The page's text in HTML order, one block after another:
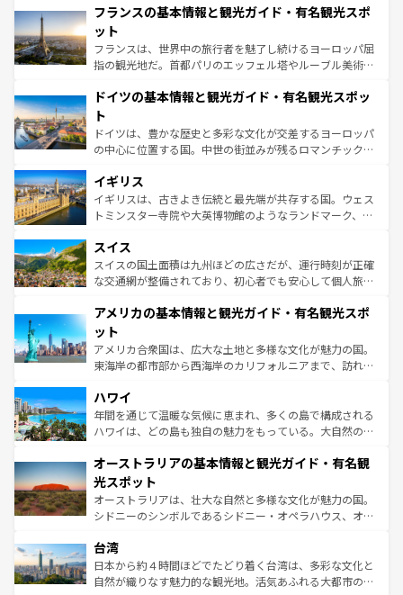
なお、新着のイタリア情報はコンテンツ一覧を参照してほ
しい。
文化が根付くこの国では、情熱的なフラメンコ、熱気あふ
れる闘牛、そして美味しいタパスが生活の一部となってい
る。首都マドリードの洗練された雰囲気や、バルセロナの
アートに溢れた街角から、地方では古代ローマ遺跡や中世
せる。地方によって風土や気候が異なるスペインはその個
ンテンツ一覧 を参照してほしい。
フランスの基本情報と観光ガイド・有名観光スポ
ット
フランスは、世界中の旅行者を魅了し続けるヨーロッパ屈
指の観光地だ。首都パリのエッフェル塔やルーブル美術館
で、幅広い魅力が詰まっている。華麗な宮殿、歴史的な大
聖堂、美しいビーチ、そして豊かな自然が、訪れる者を心
から魅了する。また、フランスは美食の国としても知ら
れ、フランス料理はユネスコ無形文化遺産にも登録されて
香り高いラベンダー畑など、多彩な楽しみ方が可能だ。さ
らに、パリ以外の地域にも魅力が溢れており、どの街角に
も豊かな歴史と文化が息づいている。パリ以外の個性あふ
を参照してほしい。
ドイツの基本情報と観光ガイド・有名観光スポッ
ト
ドイツは、豊かな歴史と多彩な文化が交差するヨーロッパ
の中心に位置する国。中世の街並みが残るロマンチック街
顔を持つこの国は、どこを歩いても飽きることがない。ベ
ルリンの文化的活気、バイエルン州のアルプスの絶景、そ
してライン川沿いのワイン畑といった風景は必見。ビール
は、お酒好きな人にはぜひ体験してほしい。 なお、新着の
ドイツ情報はコンテンツ一覧を参照してほしい。
イギリス
イギリスは、古きよき伝統と最先端が共存する国。ウェス
トミンスター寺院や大英博物館のようなランドマーク、歴
リアごとに異なる魅力がある。また、優雅なアフタヌーン
ティー、ビール好きにはたまらない英国パブ、サッカー観
戦など、本場だからこそできる体験も豊富。イギリスを旅
ンツ一覧を参照してほしい。
スイス
スイスの国土面積は九州ほどの広さだが、運行時刻が正確
な交通網が整備されており、初心者でも安心して個人旅行
の建物がそのまま残る町や、スイスならではのユニークな
博物館もあり、アルプス観光だけでなく町歩きも満喫する
ことができる。国民の所得が高いため物価も高いが、旅行
者向けの交通パス提供のサービスもあり、うまく活用すれ
着のスイス情報は
アメリカの基本情報と観光ガイド・有名観光スポ
ット
アメリカ合衆国は、広大な土地と多様な文化が魅力の国。
東海岸の都市部から西海岸のカリフォルニアまで、訪れる
のような巨大都市は、観光、ショッピング、エンターテイ
ンメントが詰まった刺激的なスポットだ。一方、アメリカ
西部には大自然が広がり、グランドキャニオンやイエロー
部のニューオーリンズでは、音楽と美食が融合した独特の
文化が魅力。旅行者はアメリカの各地域で異なる魅力を楽
しみながら、その多様性と豊かな歴史を感じることができ
るだろう。車でのロードトリップや列車の旅も、アメリカ
情報は
ハワイ
年間を通じて温暖な気候に恵まれ、多くの島で構成される
ハワイは、どの島も独自の魅力をもっている。大自然の神
ワイ島は見逃せない。また、定番の観光地といえばオアフ
島だが、静かな自然を求めるならマウイ島やカウアイ島が
おすすめ。エメラルドグリーンに輝く海をはじめ、豊かな
文化や歴史が息づいている。「アロハスピリット」と呼ば
人々、おいしいローカルフードやハワイアンミュージッ
ク、伝統的なフラダンスなど、すべてがハワイの魅力を彩
っている。訪れるたびに新しい発見と感動が待っているハ
オーストラリアの基本情報と観光ガイド・有名観
光スポット
オーストラリアは、壮大な自然と多様な文化が魅力の国。
シドニーのシンボルであるシドニー・オペラハウス、オー
リアリーフや大陸中央部にそびえるウルル（エアーズロッ
ク）、タスマニアの美しい原生林やケアンズの熱帯雨林な
ど、見どころがたくさん。また、カフェやワイン、オージ
台湾
日本から約４時間ほどでたどり着く台湾は、多彩な文化と
自然が織りなす魅力的な観光地。活気あふれる大都市の台